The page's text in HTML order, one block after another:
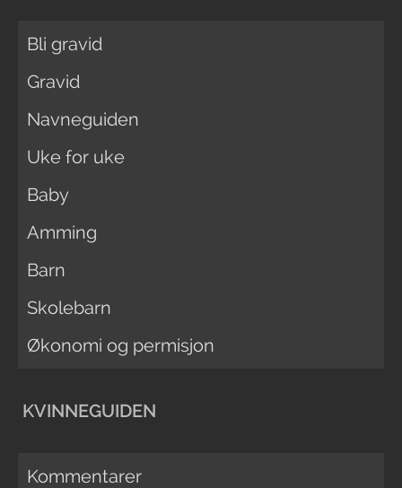
Bli gravid
Gravid
Navneguiden
Uke for uke
Baby
Amming
Barn
Skolebarn
Økonomi og permisjon
KVINNEGUIDEN
Kommentarer